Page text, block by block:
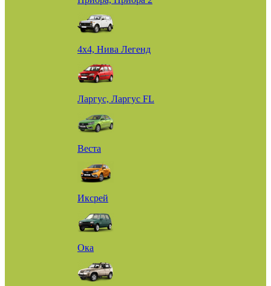
4х4, Нива Легенд
Ларгус, Ларгус FL
Веста
Иксрей
Ока